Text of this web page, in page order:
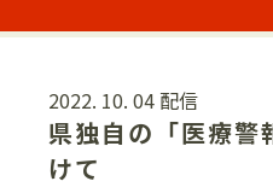
2022. 10. 04 配信
県独自の「医療警
けて